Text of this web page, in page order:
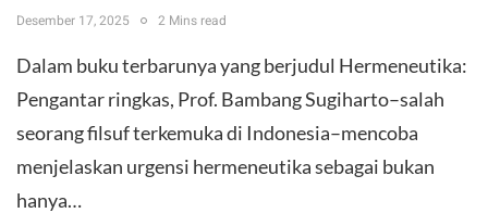
Desember 17, 2025
2 Mins read
Dalam buku terbarunya yang berjudul Hermeneutika:
Pengantar ringkas, Prof. Bambang Sugiharto–salah
seorang filsuf terkemuka di Indonesia–mencoba
menjelaskan urgensi hermeneutika sebagai bukan
hanya…